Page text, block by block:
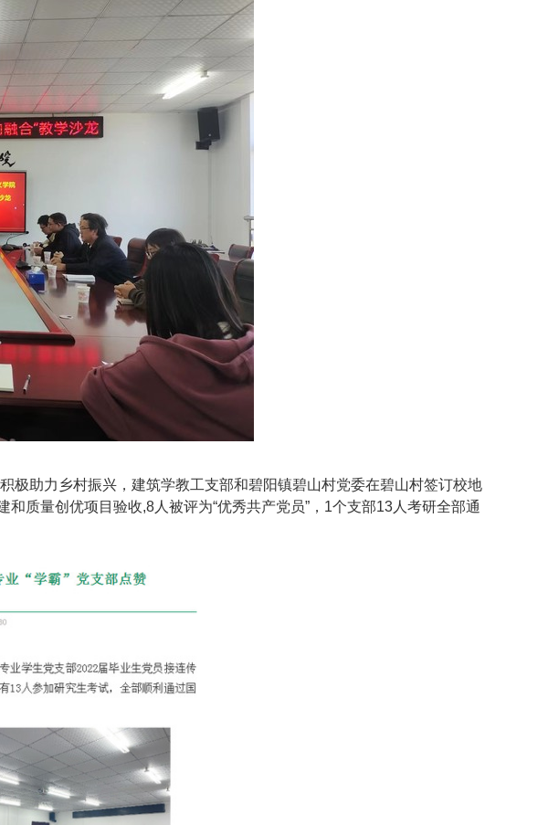
极助力乡村振兴，建筑学教工支部和碧阳镇碧山村党委在碧山村签订校地
和质量创优项目验收,8人被评为“优秀共产党员”， 1个支部13 人考研全部通